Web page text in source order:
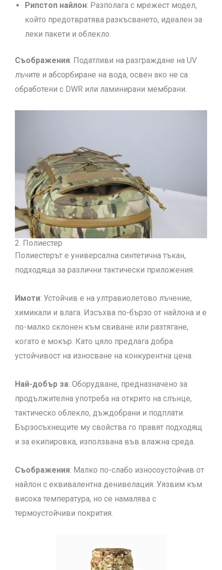
Рипстоп найлон: Разполага с мрежест модел,
който предотвратява разкъсването, идеален за
леки пакети и облекло.
Съображения: Податливи на разграждане на UV
лъчите и абсорбиране на вода, освен ако не са
обработени с DWR или ламинирани мембрани.
2. Полиестер
Полиестерът е универсална синтетична тъкан,
подходяща за различни тактически приложения.
Имоти: Устойчив е на ултравиолетово лъчение,
химикали и влага. Изсъхва по-бързо от найлона и е
по-малко склонен към свиване или разтягане,
когато е мокър. Като цяло предлага добра
устойчивост на износване на конкурентна цена.
Най-добър за: Оборудване, предназначено за
продължителна употреба на открито на слънце,
тактическо облекло, дъждобрани и подплати.
Бързосъхнещите му свойства го правят подходящ
и за екипировка, използвана във влажна среда.
Съображения: Малко по-слабо износоустойчив от
найлон с еквивалентна денивелация. Уязвим към
висока температура, но се намалява с
термоустойчиви покрития.